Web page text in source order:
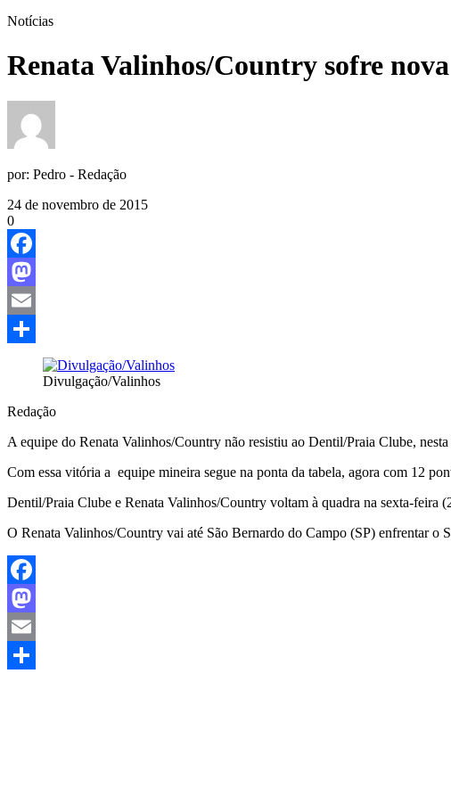
Notícias
Renata Valinhos/Country sofre
por: Pedro - Redação
24 de novembro de 2015
0
Facebook
Mastodon
Email
Divulgação/Valinhos
Redação
A equipe do Renata Valinhos/Country não resistiu ao Dentil/Praia Clube,
Com essa vitória a equipe mineira segue na ponta da tabela, agora com 12
Dentil/Praia Clube e Renata Valinhos/Country voltam à quadra na sexta-feira
O Renata Valinhos/Country vai até São Bernardo do Campo (SP) enfrentar o
Facebook
Mastodon
Email